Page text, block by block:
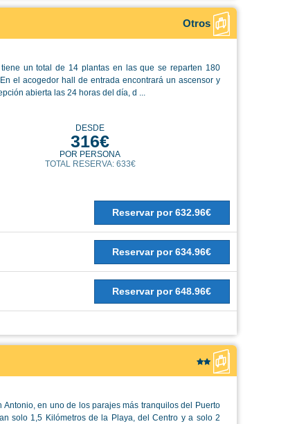
Otros
tiene un total de 14 plantas en las que se reparten 180
el acogedor hall de entrada encontrará un ascensor y
abierta las 24 horas del día, d ...
DESDE
316€
POR PERSONA
TOTAL RESERVA: 633€
Reservar por 632.96€
Reservar por 634.96€
Reservar por 648.96€
Antonio, en uno de los parajes más tranquilos del Puerto
solo 1,5 Kilómetros de la Playa, del Centro y a solo 2